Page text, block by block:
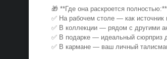
🎁 **Где она раскроется полностью:**
✅ На рабочем столе — как источник
✅ В коллекции — рядом с другими
✅ В подарке — идеальный сюрприз
✅ В кармане — ваш личный